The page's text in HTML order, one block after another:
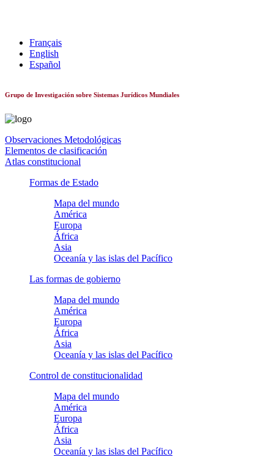
Français
English
Español
Grupo de Investigación sobre Sistemas Jurídicos Mundiales
Observaciones Metodológicas
Elementos de clasificación
Atlas constitucional
Formas de Estado
Mapa del mundo
América
Europa
África
Asia
Oceanía y las islas del Pacífico
Las formas de gobierno
Mapa del mundo
América
Europa
África
Asia
Oceanía y las islas del Pacífico
Control de constitucionalidad
Mapa del mundo
América
Europa
África
Asia
Oceanía y las islas del Pacífico